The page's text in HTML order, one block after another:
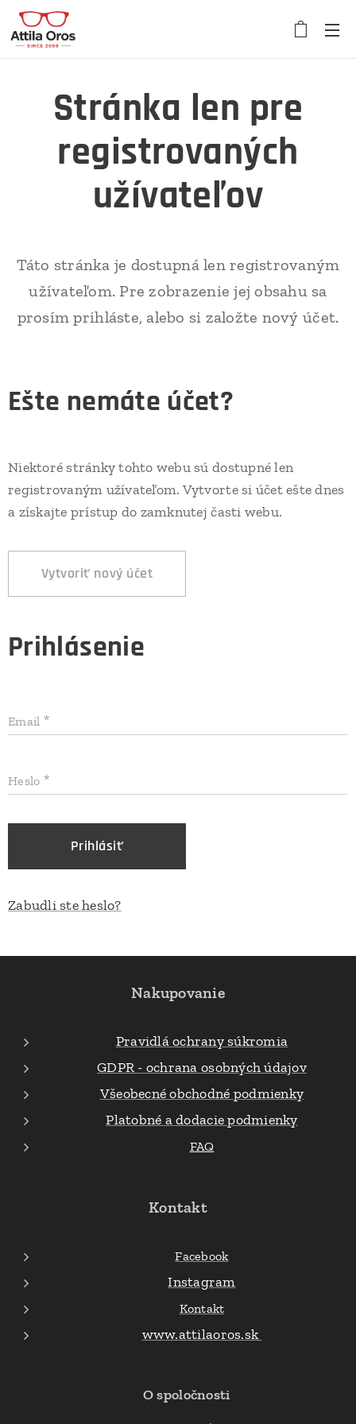
Stránka len pre
registrovaných
užívateľov
Táto stránka je dostupná len registrovaným
užívateľom. Pre zobrazenie jej obsahu sa
prosím prihláste, alebo si založte nový účet.
Ešte nemáte účet?
Niektoré stránky tohto webu sú dostupné len
registrovaným užívateľom. Vytvorte si účet ešte dnes
a získajte prístup do zamknutej časti webu.
Vytvoriť nový účet
Prihlásenie
Email
Heslo
Prihlásiť
Zabudli ste heslo?
Nakupovanie
Pravidlá ochrany súkromia
GDPR - ochrana osobných údajov
Všeobecné obchodné podmienky
Platobné a dodacie podmienky
FAQ
Kontakt
Facebook
Instagram
Kontakt
www.attilaoros.sk
O spoločnosti